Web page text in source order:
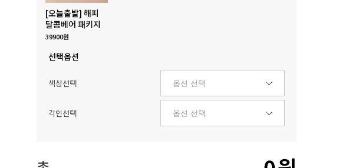
[오늘출발] 해피
달콤베어 패키지
39900원
선택옵션
색상선택
각인선택